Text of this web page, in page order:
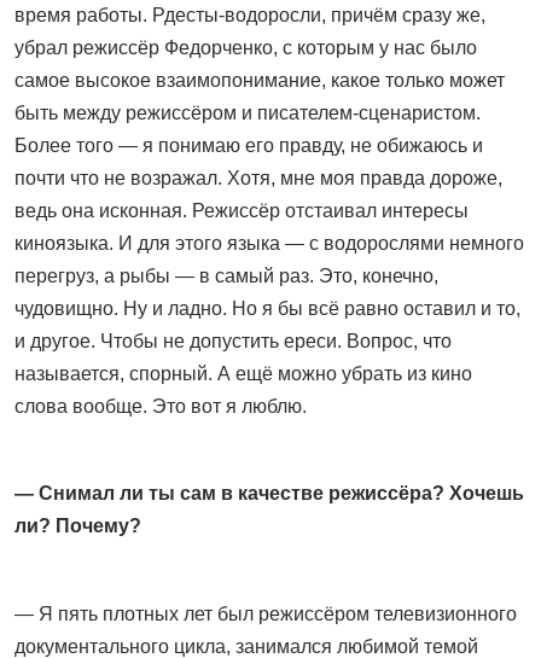
время работы. Рдесты-водоросли, причём сразу же,
убрал режиссёр Федорченко, с которым у нас было
самое высокое взаимопонимание, какое только может
быть между режиссёром и писателем-сценаристом.
Более того — я понимаю его правду, не обижаюсь и
почти что не возражал. Хотя, мне моя правда дороже,
ведь она исконная. Режиссёр отстаивал интересы
киноязыка. И для этого языка — с водорослями немного
перегруз, а рыбы — в самый раз. Это, конечно,
чудовищно. Ну и ладно. Но я бы всё равно оставил и то,
и другое. Чтобы не допустить ереси. Вопрос, что
называется, спорный. А ещё можно убрать из кино
слова вообще. Это вот я люблю.
— Снимал ли ты сам в качестве режиссёра? Хочешь
ли? Почему?
— Я пять плотных лет был режиссёром телевизионного
документального цикла, занимался любимой темой